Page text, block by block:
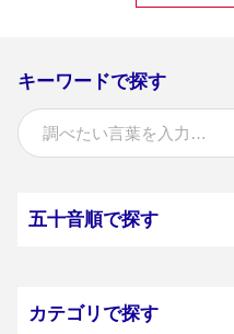
キーワードで探す
五十音順で探す
カテゴリで探す